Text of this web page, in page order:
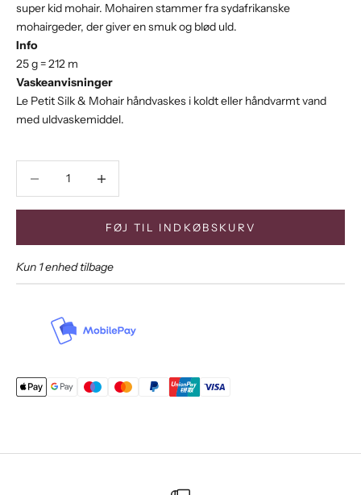
super kid mohair. Mohairen stammer fra sydafrikanske
mohairgeder, der giver en smuk og blød uld.
Info
25 g = 212 m
Vaskeanvisninger
Le Petit Silk & Mohair håndvaskes i koldt eller håndvarmt vand
med uldvaskemiddel.
FØJ TIL INDKØBSKURV
Kun 1 enhed tilbage